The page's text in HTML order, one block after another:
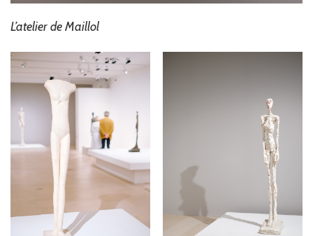
L’atelier de Maillol